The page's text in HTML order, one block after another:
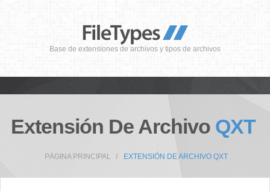
Base de extensiones de archivos y tipos de archivos
Extensión De Archivo QXT
PÁGINA PRINCIPAL EXTENSIÓN DE ARCHIVO QXT